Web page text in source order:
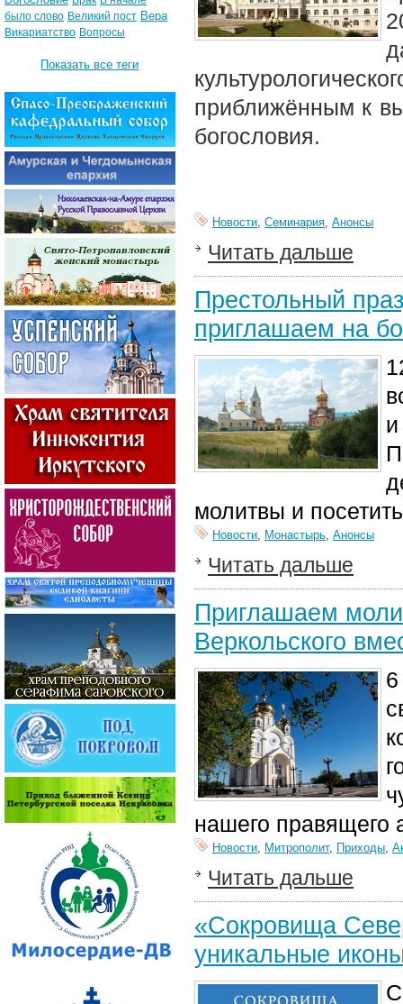
приближённым к
богословия.
Новости, Семинария, Анонсы
Читать дальше
Престольный
приглашаем на
молитвы и
Новости, Монастырь, Анонсы
Читать дальше
Приглашаем
Веркольского
нашего правящего
Новости, Митрополит, Приходы,
Читать дальше
«Сокровища
уникальные
было слово Великий пост Вера
Викариатство Вопросы
Показать все теги